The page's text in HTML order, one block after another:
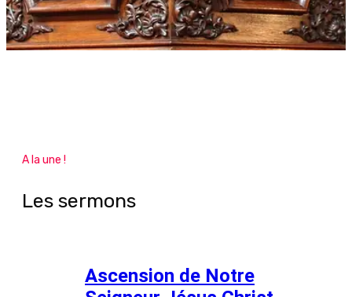
A la une !
Les sermons
Ascension de Notre